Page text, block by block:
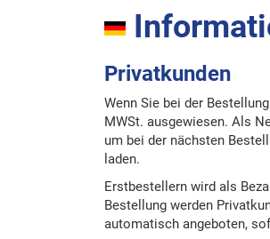
Privatkunden
Wenn Sie bei der
MWSt. ausgewiesen. Als
um bei der nächsten
laden.
Erstbestellern wird als
Bestellung werden
automatisch angeboten,